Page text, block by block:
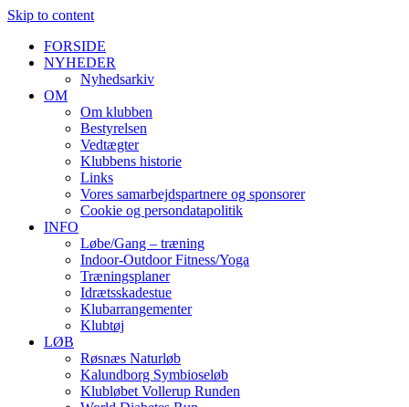
Skip to content
FORSIDE
NYHEDER
Nyhedsarkiv
OM
Om klubben
Bestyrelsen
Vedtægter
Klubbens historie
Links
Vores samarbejdspartnere og sponsorer
Cookie og persondatapolitik
INFO
Løbe/Gang – træning
Indoor-Outdoor Fitness/Yoga
Træningsplaner
Idrætsskadestue
Klubarrangementer
Klubtøj
LØB
Røsnæs Naturløb
Kalundborg Symbioseløb
Klubløbet Vollerup Runden